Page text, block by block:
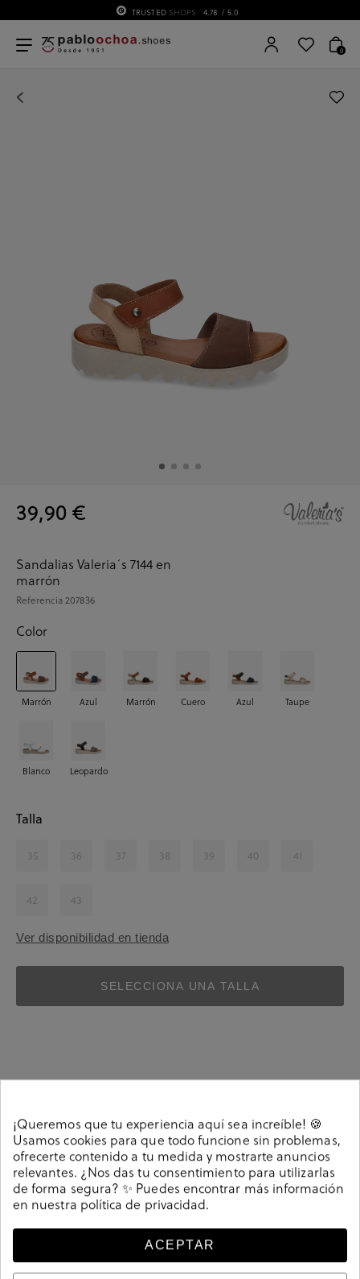
TRUSTEDSHOPS 4.78 / 5.0
0
39,90 €
Sandalias Valeria´s 7144 en
marrón
Referencia207836
Color
Marrón Azul Marrón Cuero Azul Taupe
Blanco Leopardo
Talla
35 36 37 38 39 40 41
42 43
Ver disponibilidad en tienda
SELECCIONA UNA TALLA
Detalles
Sandalias Valeria´s 7144 en marrón. Cuña 3,5cm. Cierre
con velcro. La plantilla no es extraible. Hecho en
España.
Referencia207836
¡Queremos que tu experiencia aquí sea increíble! 🍪
Usamos cookies para que todo funcione sin problemas,
ofrecerte contenido a tu medida y mostrarte anuncios
relevantes. ¿Nos das tu consentimiento para utilizarlas
de forma segura? ✨ Puedes encontrar más información
en nuestra política de privacidad.
ACEPTAR